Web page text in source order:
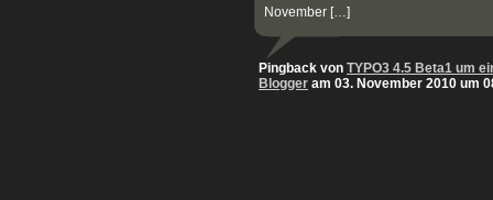
November […]
Pingback von TYPO3 4.5 Beta1 um
Blogger am 03. November 2010 um